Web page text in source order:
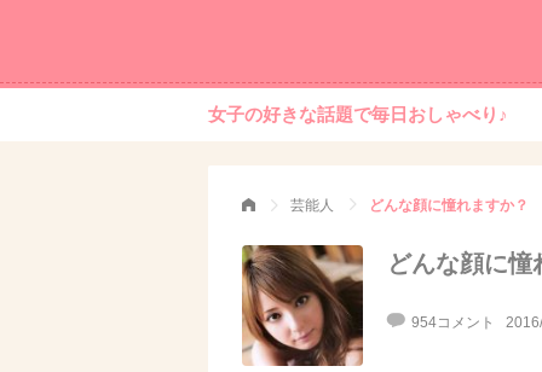
女子の好きな話題で毎日おしゃべり♪
芸能人 どんな顔に憧れますか？
どんな顔に憧
954コメント